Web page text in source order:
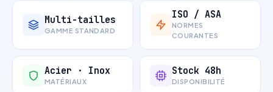
Multi-tailles
GAMME STANDARD
ISO / ASA
NORMES
COURANTES
Acier · Inox
MATÉRIAUX
Stock 48h
DISPONIBILITÉ